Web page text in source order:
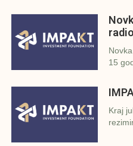
15
Kraj